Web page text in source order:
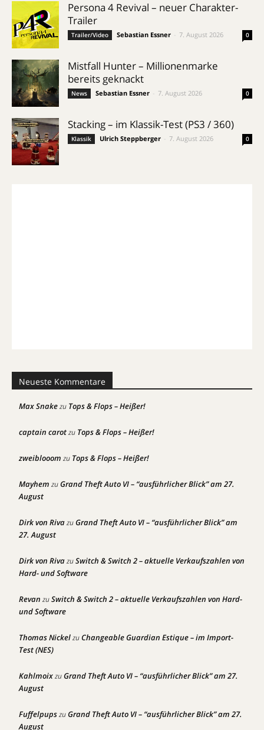
Persona 4 Revival – neuer Charakter-
Trailer
Trailer/Video Sebastian Essner 7. August 2026 0
Mistfall Hunter – Millionenmarke
bereits geknackt
News Sebastian Essner 7. August 2026 0
Stacking – im Klassik-Test (PS3 / 360)
Klassik Ulrich Steppberger 7. August 2026 0
Neueste Kommentare
Max Snakezu Tops & Flops – Heißer!
captain carotzu Tops & Flops – Heißer!
zweiblooom zu Tops & Flops – Heißer!
Mayhem zuGrand Theft Auto VI – “ausführlicher Blick” am 27.
August
Dirk von RivazuGrand Theft Auto VI – “ausführlicher Blick” am
27. August
Dirk von RivazuSwitch & Switch 2 – aktuelle Verkaufszahlen von
Hard- und Software
Revan zuSwitch & Switch 2 – aktuelle Verkaufszahlen von Hard-
und Software
Thomas NickelzuChangeable Guardian Estique – im Import-
Test (NES)
KahlmoixzuGrand Theft Auto VI – “ausführlicher Blick” am 27.
August
FuffelpupszuGrand Theft Auto VI – “ausführlicher Blick” am 27.
August